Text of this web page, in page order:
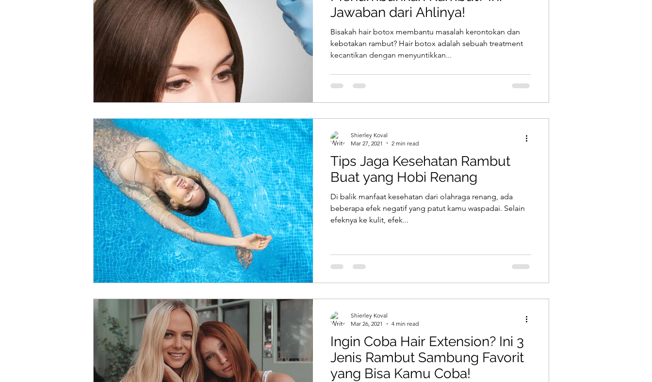
Jawaban dari Ahlinya!
Bisakah hair botox membantu masalah kerontokan dan
kebotakan rambut? Hair botox adalah sebuah treatment
kecantikan dengan menyuntikkan...
Tips Jaga Kesehatan Rambut
Buat yang Hobi Renang
Di balik manfaat kesehatan dari olahraga renang, ada
beberapa efek negatif yang patut kamu waspadai. Selain
efeknya ke kulit, efek...
Shierley Koval
Mar 27, 2021
2 min read
Ingin Coba Hair Extension? Ini 3
Jenis Rambut Sambung Favorit
yang Bisa Kamu Coba!
Shierley Koval
Mar 26, 2021
4 min read